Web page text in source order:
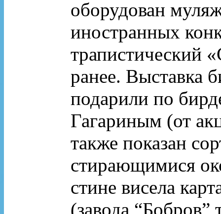
оборудован
иностранных
трапистический
ранее. Выставка
подарили по
Гагариным (от
также показан
стирающимися
стине висела
(завода